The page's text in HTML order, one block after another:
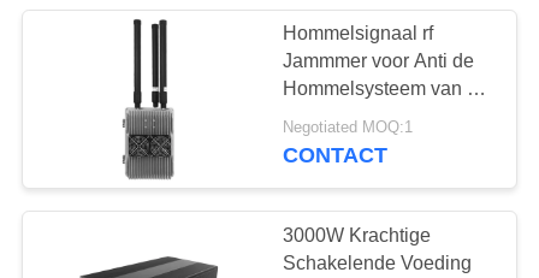
PRIVACY
Hommelsignaal rf
Jammmer voor Anti de
Hommelsysteem van de
Reservoir Veelvoudig
Frequentie 3000meter
Negotiated MOQ:1
CONTACT
3000W Krachtige
Schakelende Voeding